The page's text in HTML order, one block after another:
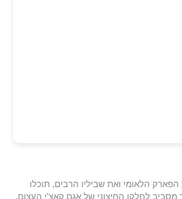
הלאומי ואת שביליו הרבים, תוכלו
מסביב לחלקו החיצוני של אגם קאצ'י העצום.